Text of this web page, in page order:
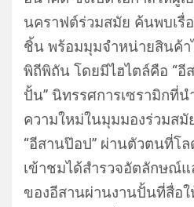
นคราฟต์ร่วมสมัย ค้นพบเรื่อ
ชิ้น พร้อมมุมจำหน่ายสินค้า
พิถีพิถัน โดยมีไฮไตล์คือ “
ปั้น” นิทรรศการเซรามิกที่
ความใหม่ในมุมมองร่วมสมั
“อีสานป๊อป” ผ่านตัวตนที่โ
เข้าชมได้สำรวจอัตลักษณ์แ
ของอีสานผ่านงานปั้นที่สื่อใ